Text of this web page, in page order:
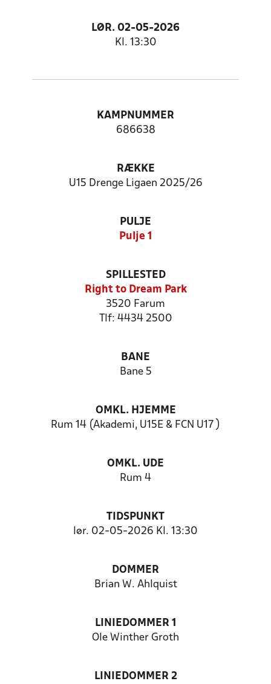
LØR. 02-05-2026
Kl. 13:30
KAMPNUMMER
686638
RÆKKE
U15 Drenge Ligaen 2025/26
PULJE
Pulje 1
SPILLESTED
Right to Dream Park
3520 Farum
Tlf: 4434 2500
BANE
Bane 5
OMKL. HJEMME
Rum 14 (Akademi, U15E & FCN U17 )
OMKL. UDE
Rum 4
TIDSPUNKT
lør. 02-05-2026 Kl. 13:30
DOMMER
Brian W. Ahlquist
LINIEDOMMER 1
Ole Winther Groth
LINIEDOMMER 2